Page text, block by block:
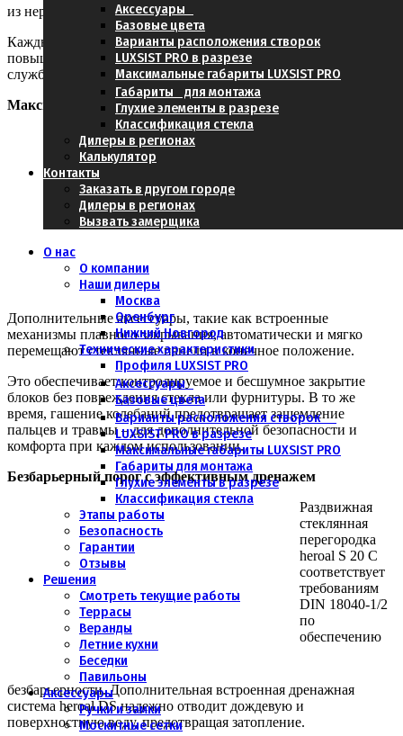
Аксессуары
Базовые цвета
Варианты расположения створок
LUXSIST PRO в разрезе
Максимальные габариты LUXSIST PRO
Габариты для монтажа
Глухие элементы в разрезе
Классификация стекла
Дилеры в регионах
Калькулятор
Контакты
Заказать в другом городе
Дилеры в регионах
Вызвать замерщика
О нас
О компании
Наши дилеры
Москва
Оренбург
Нижний Новгород
Технические характеристики
Профиля LUXSIST PRO
Аксессуары
Базовые цвета
Варианты расположения створок
LUXSIST PRO в разрезе
Максимальные габариты LUXSIST PRO
Габариты для монтажа
Глухие элементы в разрезе
Классификация стекла
Этапы работы
Безопасность
Гарантии
Отзывы
Решения
Смотреть текущие работы
Террасы
Веранды
Летние кухни
Беседки
Павильоны
Аксессуары
Ручки и замки
Москитные сетки
из нержавеющей стали.
Каждый блок плавно и бесшумно скользит, что не только
повышает удобство использования, но и продлевает срок
службы всей системы.
Максимальное удобство использования
Дополнительные аксессуары, такие как встроенные
механизмы плавного закрывания, автоматически и мягко
перемещают стеклянные панели в конечное положение.
Это обеспечивает контролируемое и бесшумное закрытие
блоков без повреждения стекла или фурнитуры. В то же
время, гашение колебаний предотвращает защемление
пальцев и травмы – для дополнительной безопасности и
комфорта при каждом использовании.
Безбарьерный порог с эффективным дренажем
Раздвижная
стеклянная
перегородка
heroal S 20 C
соответствует
требованиям
DIN 18040-1/2
по
обеспечению
безбарьерности. Дополнительная встроенная дренажная
система heroal DS надежно отводит дождевую и
поверхностную воду, предотвращая затопление.